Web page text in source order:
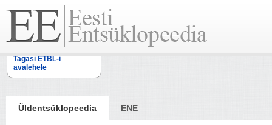
Tagasi ETBL-i
avalehele
Üldentsüklopeedia ENE